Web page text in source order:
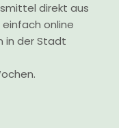
direkt aus
online
in der Stadt